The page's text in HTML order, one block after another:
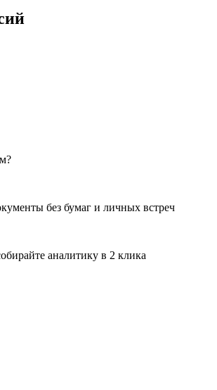
без бумаг и личных встреч
аналитику в 2 клика